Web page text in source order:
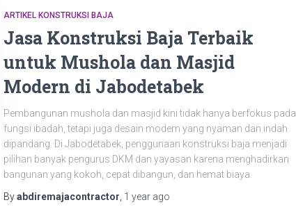
ARTIKEL KONSTRUKSI BAJA
Jasa Konstruksi Baja Terbaik
untuk Mushola dan Masjid
Modern di Jabodetabek
Pembangunan mushola dan masjid kini tidak hanya berfokus pada
fungsi ibadah, tetapi juga desain modern yang nyaman dan indah
dipandang. Di Jabodetabek, penggunaan konstruksi baja menjadi
pilihan banyak pengurus DKM dan yayasan karena menghadirkan
bangunan yang kokoh, cepat dibangun, dan hemat biaya.
Byabdiremajacontractor 1 year ago